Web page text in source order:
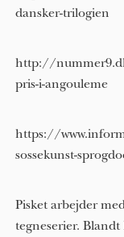
dansker-trilogien
http://
pris-i-angouleme
https://
sossekunst-
Pisket arbejder
tegneserier.